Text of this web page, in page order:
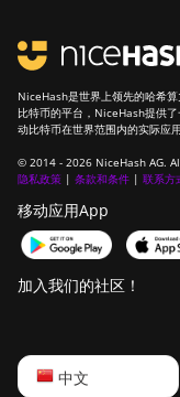
NiceHash是世界上领先的哈希
比特币的平台，NiceHash提供
动比特币在世界范围内的实际应用
© 2014 - 2026 NiceHash AG.
隐私政策 | 条款和条件 | 联系方
移动应用App
加入我们的社区！
中文
English